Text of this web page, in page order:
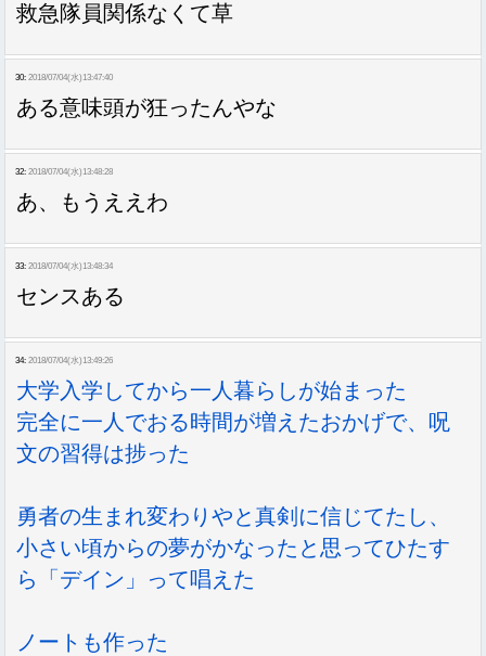
救急隊員関係なくて草
30: 2018/07/04(水)13:47:40
ある意味頭が狂ったんやな
32: 2018/07/04(水)13:48:28
あ、もうええわ
33: 2018/07/04(水)13:48:34
センスある
34: 2018/07/04(水)13:49:26
大学入学してから一人暮らしが始まった
完全に一人でおる時間が増えたおかげで、呪
文の習得は捗った
勇者の生まれ変わりやと真剣に信じてたし、
小さい頃からの夢がかなったと思ってひたす
ら「デイン」って唱えた
ノートも作った